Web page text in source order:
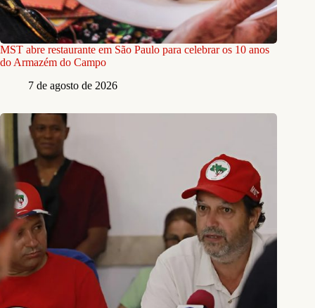
MST abre restaurante em São Paulo para celebrar os 10 anos
do Armazém do Campo
7 de agosto de 2026